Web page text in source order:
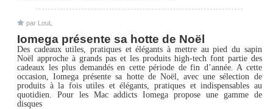
par LouL
Iomega présente sa hotte de Noël
Des cadeaux utiles, pratiques et élégants à mettre au pied du sapin
Noël approche à grands pas et les produits high-tech font partie des
cadeaux les plus demandés en cette période de fin d’année. A cette
occasion, Iomega présente sa hotte de Noël, avec une sélection de
produits à la fois utiles et élégants, pratiques et indispensables au
quotidien. Pour les Mac addicts Iomega propose une gamme de
disques